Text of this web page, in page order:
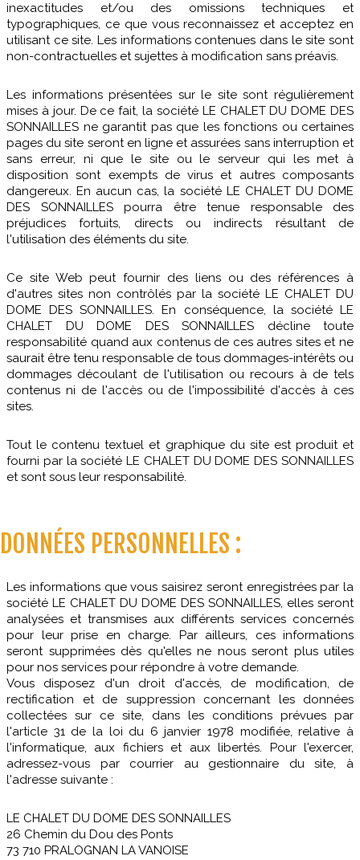
inexactitudes et/ou des omissions techniques et
typographiques, ce que vous reconnaissez et acceptez en
utilisant ce site. Les informations contenues dans le site sont
non-contractuelles et sujettes à modification sans préavis.
Les informations présentées sur le site sont régulièrement
mises à jour. De ce fait, la société LE CHALET DU DOME DES
SONNAILLES ne garantit pas que les fonctions ou certaines
pages du site seront en ligne et assurées sans interruption et
sans erreur, ni que le site ou le serveur qui les met à
disposition sont exempts de virus et autres composants
dangereux. En aucun cas, la société LE CHALET DU DOME
DES SONNAILLES pourra être tenue responsable des
préjudices fortuits, directs ou indirects résultant de
l'utilisation des éléments du site.
Ce site Web peut fournir des liens ou des références à
d'autres sites non contrôlés par la société LE CHALET DU
DOME DES SONNAILLES. En conséquence, la société LE
CHALET DU DOME DES SONNAILLES décline toute
responsabilité quand aux contenus de ces autres sites et ne
saurait être tenu responsable de tous dommages-intérêts ou
dommages découlant de l'utilisation ou recours à de tels
contenus ni de l'accès ou de l'impossibilité d'accès à ces
sites.
Tout le contenu textuel et graphique du site est produit et
fourni par la société LE CHALET DU DOME DES SONNAILLES
et sont sous leur responsabilité.
DONNÉES PERSONNELLES :
Les informations que vous saisirez seront enregistrées par la
société LE CHALET DU DOME DES SONNAILLES, elles seront
analysées et transmises aux différents services concernés
pour leur prise en charge. Par ailleurs, ces informations
seront supprimées dès qu'elles ne nous seront plus utiles
pour nos services pour répondre à votre demande.
Vous disposez d'un droit d'accès, de modification, de
rectification et de suppression concernant les données
collectées sur ce site, dans les conditions prévues par
l'article 31 de la loi du 6 janvier 1978 modifiée, relative à
l'informatique, aux fichiers et aux libertés. Pour l'exercer,
adressez-vous par courrier au gestionnaire du site, à
l'adresse suivante :
LE CHALET DU DOME DES SONNAILLES
26 Chemin du Dou des Ponts
73 710 PRALOGNAN LA VANOISE